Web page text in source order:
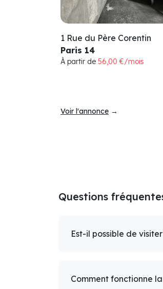
1 Rue du Père Corentin
Paris 14
À partir de 56,00 €/mois
Voir l'annonce →
Questions
Est-il possible de
Comment fonctionne